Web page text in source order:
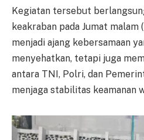
Kegiatan tersebut
keakraban pada Jumat malam
menjadi ajang kebersamaan
menyehatkan, tetapi juga
antara TNI, Polri, dan
menjaga stabilitas keamanan